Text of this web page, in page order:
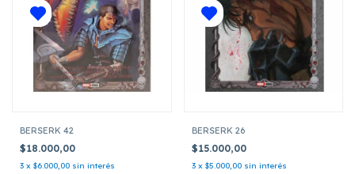
BERSERK 42
$18.000,00
3 x $6.000,00 sin interés
BERSERK 26
$15.000,00
3 x $5.000,00 sin interés